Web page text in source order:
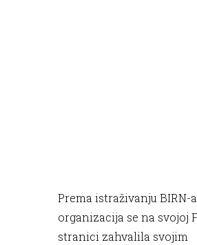
Prema istraživanju BIRN-
organizacija se na svojoj
stranici zahvalila svojim